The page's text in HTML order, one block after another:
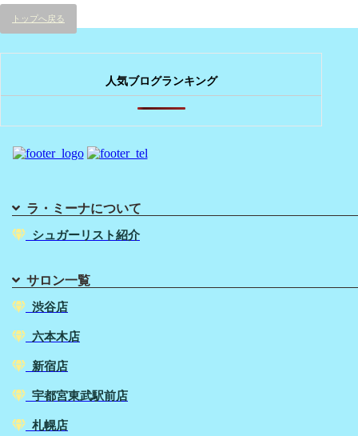
トップへ戻る
人気ブログランキング
ラ・ミーナについて
シュガーリスト紹介
サロン一覧
渋谷店
六本木店
新宿店
宇都宮東武駅前店
札幌店